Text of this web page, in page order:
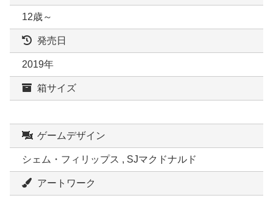
12歳～
発売日
2019年
箱サイズ
ゲームデザイン
シェム・フィリップス , SJマクドナルド
アートワーク